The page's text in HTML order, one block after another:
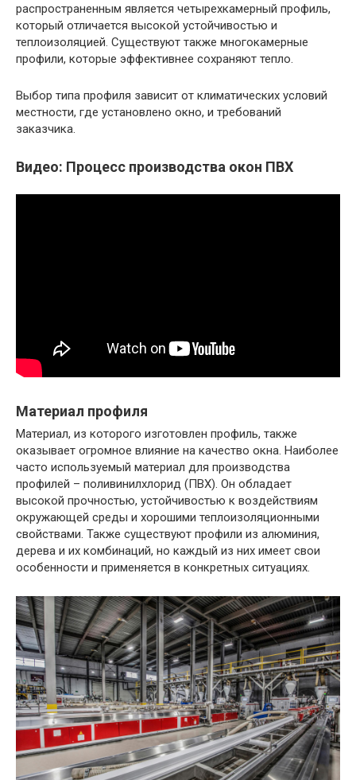
распространенным является четырехкамерный профиль,
который отличается высокой устойчивостью и
теплоизоляцией. Существуют также многокамерные
профили, которые эффективнее сохраняют тепло.
Выбор типа профиля зависит от климатических условий
местности, где установлено окно, и требований
заказчика.
Видео: Процесс производства окон ПВХ
Материал профиля
Материал, из которого изготовлен профиль, также
оказывает огромное влияние на качество окна. Наиболее
часто используемый материал для производства
профилей – поливинилхлорид (ПВХ). Он обладает
высокой прочностью, устойчивостью к воздействиям
окружающей среды и хорошими теплоизоляционными
свойствами. Также существуют профили из алюминия,
дерева и их комбинаций, но каждый из них имеет свои
особенности и применяется в конкретных ситуациях.